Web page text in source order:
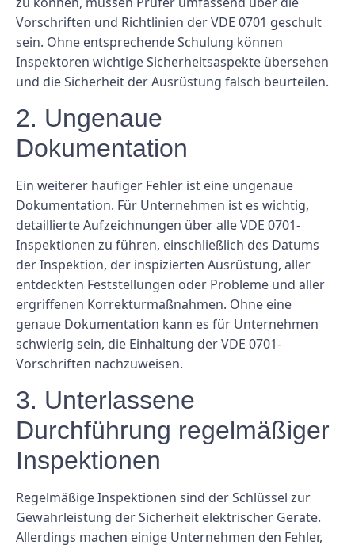
Vorschriften und Richtlinien der VDE 0701 geschult
sein. Ohne entsprechende Schulung können
Inspektoren wichtige Sicherheitsaspekte übersehen
und die Sicherheit der Ausrüstung falsch beurteilen.
2. Ungenaue
Dokumentation
Ein weiterer häufiger Fehler ist eine ungenaue
Dokumentation. Für Unternehmen ist es wichtig,
detaillierte Aufzeichnungen über alle VDE 0701-
Inspektionen zu führen, einschließlich des Datums
der Inspektion, der inspizierten Ausrüstung, aller
entdeckten Feststellungen oder Probleme und aller
ergriffenen Korrekturmaßnahmen. Ohne eine
genaue Dokumentation kann es für Unternehmen
schwierig sein, die Einhaltung der VDE 0701-
Vorschriften nachzuweisen.
3. Unterlassene
Durchführung regelmäßiger
Inspektionen
Regelmäßige Inspektionen sind der Schlüssel zur
Gewährleistung der Sicherheit elektrischer Geräte.
Allerdings machen einige Unternehmen den Fehler,